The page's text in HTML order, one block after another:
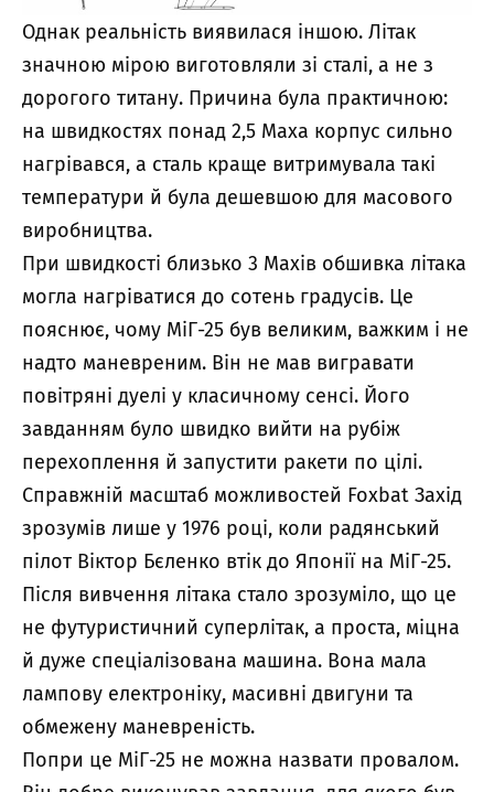
Однак реальність виявилася іншою. Літак
значною мірою виготовляли зі сталі, а не з
дорогого титану. Причина була практичною:
на швидкостях понад 2,5 Маха корпус сильно
нагрівався, а сталь краще витримувала такі
температури й була дешевшою для масового
виробництва.
При швидкості близько 3 Махів обшивка літака
могла нагріватися до сотень градусів. Це
пояснює, чому МіГ-25 був великим, важким і не
надто маневреним. Він не мав вигравати
повітряні дуелі у класичному сенсі. Його
завданням було швидко вийти на рубіж
перехоплення й запустити ракети по цілі.
Справжній масштаб можливостей Foxbat Захід
зрозумів лише у 1976 році, коли радянський
пілот Віктор Бєленко втік до Японії на МіГ-25.
Після вивчення літака стало зрозуміло, що це
не футуристичний суперлітак, а проста, міцна
й дуже спеціалізована машина. Вона мала
лампову електроніку, масивні двигуни та
обмежену маневреність.
Попри це МіГ-25 не можна назвати провалом.